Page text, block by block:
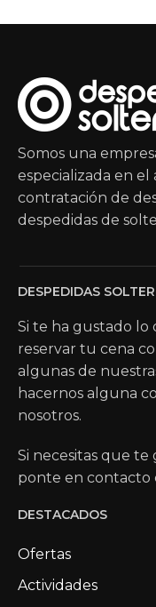
Somos una
especializada en el
contratación de
despedidas de
DESPEDIDAS
Si te ha gustado lo
reservar tu cena
algunas de
hacernos alguna
nosotros.
Si necesitas que te
ponte en contacto
DESTACADOS
Ofertas
Actividades